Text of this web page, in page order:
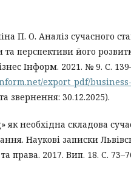
П. О. Аналіз сучасного
та перспективи його
Інформ. 2021. № 9. С.
export_pdf/
звернення: 30.12.2025).
як необхідна складова
Наукові записки
права. 2017. Вип. 18. С.